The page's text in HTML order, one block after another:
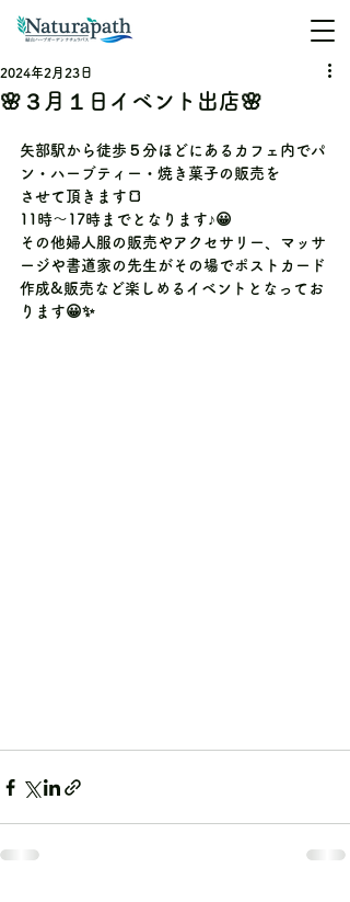
🌸３月１日イベント出店🌸
2024年2月23日
矢部駅から徒歩５分ほどにあるカフェ内でパ
ン・ハーブティー・焼き菓子の販売を
させて頂きます🍞
11時〜17時までとなります♪😀
その他婦人服の販売やアクセサリー、マッサ
ージや書道家の先生がその場でポストカード
作成&販売など楽しめるイベントとなってお
ります😀✨